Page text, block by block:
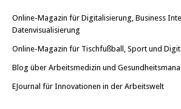
Online-Magazin für Digitalisierung, Business
Datenvisualisierung
Online-Magazin für Tischfußball, Sport und
Blog über Arbeitsmedizin und
EJournal für Innovationen in der Arbeitswelt